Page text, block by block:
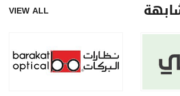
VIEW ALL